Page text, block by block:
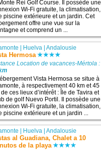
Rei Golf Course. Il possède une
Wi-Fi gratuite, la climatisation,
piscine extérieure et un jardin. Cet
offre une vue sur la
et comprend un ...
| Huelva |Andalousie
Hermosa
Location de vacances-Mértola :
Vista Hermosa se situe à
à respectivement 40 km et 45
de ces lieux d’intérêt : Île de Tavira et
de golf Nuevo Portil. Il possède une
Wi-Fi gratuite, la climatisation,
piscine extérieure et un jardin ...
Huelva |Andalousie
al Guadiana, Chalet a 10
de la playa